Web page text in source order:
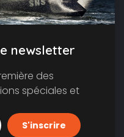
newsletter
des
spéciales et